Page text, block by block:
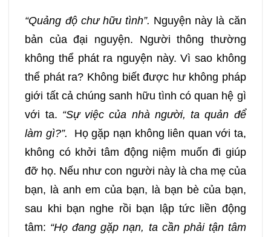
“Quảng độ chư hữu tình”. Nguyện này là căn
bản của đại nguyện. Người thông thường
không thể phát ra nguyện này. Vì sao không
thể phát ra? Không biết được hư không pháp
giới tất cả chúng sanh hữu tình có quan hệ gì
với ta. “Sự việc của nhà người, ta quản để
làm gì?”.
Họ gặp nạn không liên quan với ta,
không có khởi tâm động niệm muốn đi giúp
đỡ họ. Nếu như con người này là cha mẹ của
bạn, là anh em của bạn, là bạn bè của bạn,
sau khi bạn nghe rồi bạn lập tức liền động
tâm: “Họ đang gặp nạn, ta cần phải tận tâm